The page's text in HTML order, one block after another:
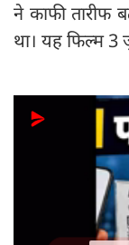
ने काफी तारीफ
था। यह फिल्म 3